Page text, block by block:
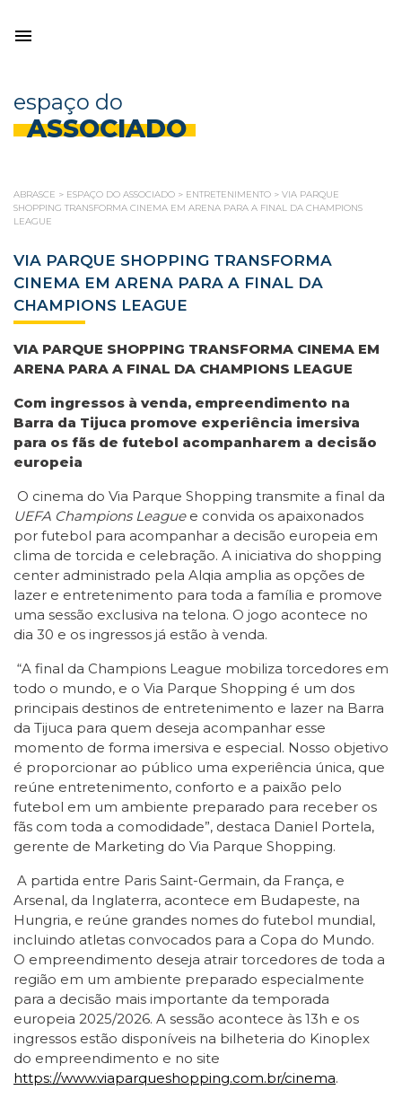
espaço do
ASSOCIADO
ABRASCE > ESPAÇO DO ASSOCIADO > ENTRETENIMENTO > VIA PARQUE
SHOPPING TRANSFORMA CINEMA EM ARENA PARA A FINAL DA CHAMPIONS
LEAGUE
VIA PARQUE SHOPPING TRANSFORMA
CINEMA EM ARENA PARA A FINAL DA
CHAMPIONS LEAGUE
VIA PARQUE SHOPPING TRANSFORMA CINEMA EM
ARENA PARA A FINAL DA CHAMPIONS LEAGUE
Com ingressos à venda, empreendimento na
Barra da Tijuca promove experiência imersiva
para os fãs de futebol acompanharem a decisão
europeia
O cinema do Via Parque Shopping transmite a final da
UEFA Champions Leaguee convida os apaixonados
por futebol para acompanhar a decisão europeia em
clima de torcida e celebração. A iniciativa do shopping
center administrado pela Alqia amplia as opções de
lazer e entretenimento para toda a família e promove
uma sessão exclusiva na telona. O jogo acontece no
dia 30 e os ingressos já estão à venda.
“A final da Champions League mobiliza torcedores em
todo o mundo, e o Via Parque Shopping é um dos
principais destinos de entretenimento e lazer na Barra
da Tijuca para quem deseja acompanhar esse
momento de forma imersiva e especial. Nosso objetivo
é proporcionar ao público uma experiência única, que
reúne entretenimento, conforto e a paixão pelo
futebol em um ambiente preparado para receber os
fãs com toda a comodidade”, destaca Daniel Portela,
gerente de Marketing do Via Parque Shopping.
A partida entre Paris Saint-Germain, da França, e
Arsenal, da Inglaterra, acontece em Budapeste, na
Hungria, e reúne grandes nomes do futebol mundial,
incluindo atletas convocados para a Copa do Mundo.
O empreendimento deseja atrair torcedores de toda a
região em um ambiente preparado especialmente
para a decisão mais importante da temporada
europeia 2025/2026. A sessão acontece às 13h e os
ingressos estão disponíveis na bilheteria do Kinoplex
do empreendimento e no site
https://www.viaparqueshopping.com.br/cinema.